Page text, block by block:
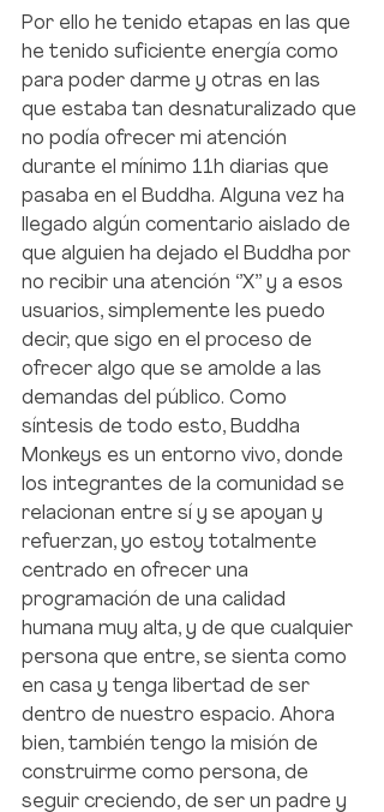
Por ello he tenido etapas en las que
he tenido suficiente energía como
para poder darme y otras en las
que estaba tan desnaturalizado que
no podía ofrecer mi atención
durante el mínimo 11h diarias que
pasaba en el Buddha. Alguna vez ha
llegado algún comentario aislado de
que alguien ha dejado el Buddha por
no recibir una atención ‘’X’’ y a esos
usuarios, simplemente les puedo
decir, que sigo en el proceso de
ofrecer algo que se amolde a las
demandas del público. Como
síntesis de todo esto, Buddha
Monkeys es un entorno vivo, donde
los integrantes de la comunidad se
relacionan entre sí y se apoyan y
refuerzan, yo estoy totalmente
centrado en ofrecer una
programación de una calidad
humana muy alta, y de que cualquier
persona que entre, se sienta como
en casa y tenga libertad de ser
dentro de nuestro espacio. Ahora
bien, también tengo la misión de
construirme como persona, de
seguir creciendo, de ser un padre y